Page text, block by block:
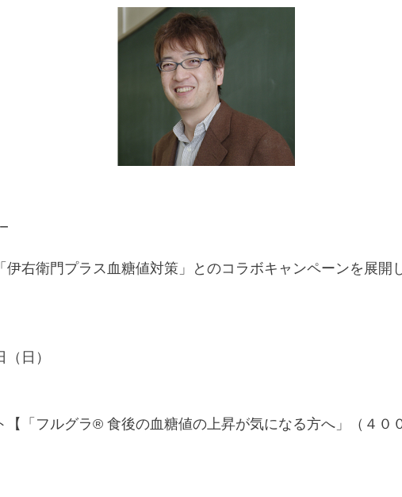
右衛門プラス血糖値対策」とのコラボキャンペーンを展開
日）
「フルグラ® 食後の血糖値の上昇が気になる方へ」（４０